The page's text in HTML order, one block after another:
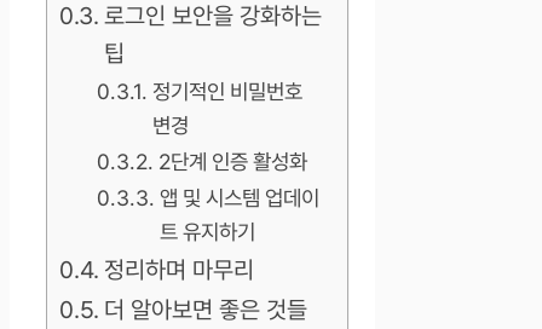
로그인 보안을 강화하는
팁
정기적인 비밀번호
변경
2단계 인증 활성화
앱 및 시스템 업데이
트 유지하기
정리하며 마무리
더 알아보면 좋은 것들